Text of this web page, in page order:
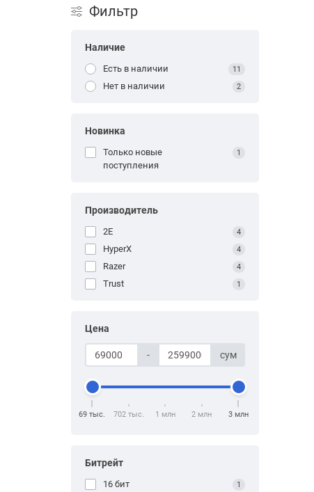
Фильтр
Наличие
Есть в наличии 11
Нет в наличии 2
Новинка
Только новые
поступления
1
Производитель
2E 4
HyperX 4
Razer 4
Trust 1
Цена
- сум
69 тыс. 702 тыс. 1 млн 2 млн 3 млн
Битрейт
16 бит 1